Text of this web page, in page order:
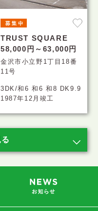
TRUST SQUARE
58,000円～63,000円
金沢市小立野1丁目18番
11号
3DK/和6 和6 和8 DK9.9
1987年12月竣工